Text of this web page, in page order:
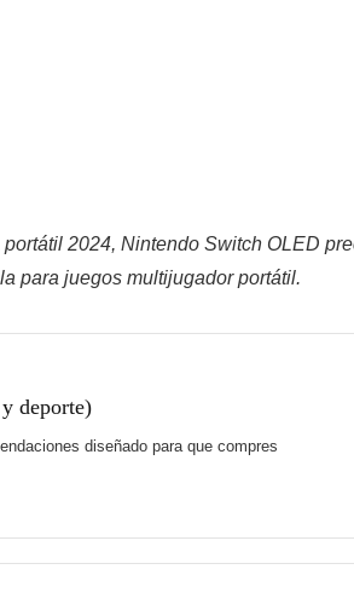
2024, Nintendo Switch OLED
para juegos multijugador portátil.
deporte)
diseñado para que compres